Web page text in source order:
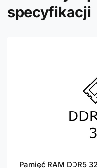
specyfikacji
Pamięć RAM DDR5